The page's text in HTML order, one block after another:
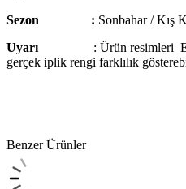
Sezon : Sonbahar / Kış
Uyarı : Ürün resimleri
gerçek iplik rengi farklılık
Benzer Ürünler